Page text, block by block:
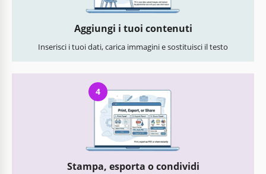
Aggiungi i tuoi contenuti
Inserisci i tuoi dati, carica immagini e sostituisci il testo
4
Stampa, esporta o condividi